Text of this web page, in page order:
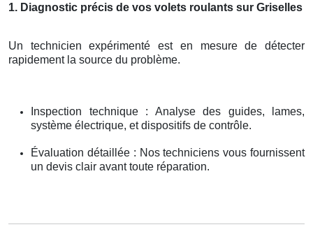
1. Diagnostic précis de vos volets roulants sur Griselles
Un technicien expérimenté est en mesure de détecter
rapidement la source du problème.
Inspection technique : Analyse des guides, lames,
système électrique, et dispositifs de contrôle.
Évaluation détaillée : Nos techniciens vous fournissent
un devis clair avant toute réparation.